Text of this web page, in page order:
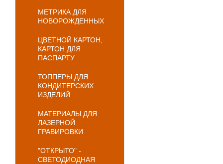
МЕТРИКА ДЛЯ
НОВОРОЖДЕННЫХ
ЦВЕТНОЙ КАРТОН,
КАРТОН ДЛЯ
ПАСПАРТУ
ТОППЕРЫ ДЛЯ
КОНДИТЕРСКИХ
ИЗДЕЛИЙ
МАТЕРИАЛЫ ДЛЯ
ЛАЗЕРНОЙ
ГРАВИРОВКИ
"ОТКРЫТО" -
СВЕТОДИОДНАЯ